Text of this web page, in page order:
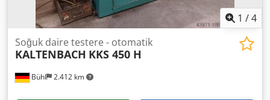
1 /4
Bühl 2.412 km
Soğuk daire testere - otomatik
KALTENBACH KKS 450 H